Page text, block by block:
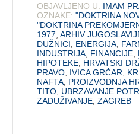
OBJAVLJENO U: IMAM
OZNAKE: "DOKTRINA
"DOKTRINA
1977 ,ARHIV
DUŽNICI
ENERGIJA
INDUSTRIJA FINANCIJE
HIPOTEKE HRVATSKI
PRAVO IVICA GRČAR
NAFTA PROIZVODNJA
TITO UBRZAVANJE
ZADUŽIVANJE ,ZAGREB